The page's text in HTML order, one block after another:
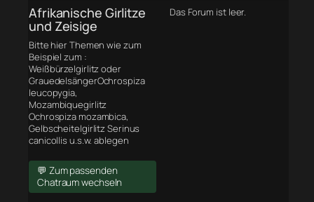
Afrikanische Girlitze
und Zeisige
Bitte hier Themen wie zum
Beispiel zum :
Weißbürzelgirlitz oder
GrauedelsängerOchrospiza
leucopygia,
Mozambiquegirlitz
Ochrospiza mozambica,
Gelbscheitelgirlitz Serinus
canicollis u.s.w. ablegen
💬 Zum passenden
Chatraum wechseln
Das Forum ist leer.